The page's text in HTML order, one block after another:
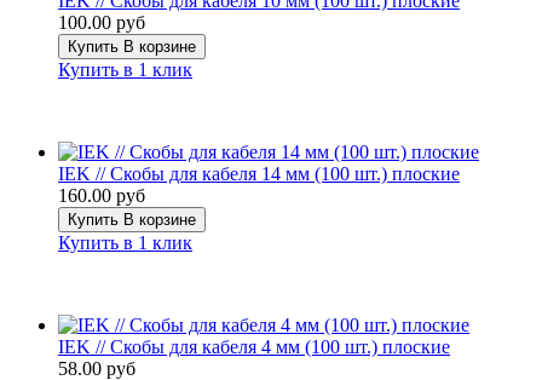
100.00 руб
Купить В корзине
Купить в 1 клик
IEK // Скобы для кабеля 14 мм (100 шт.) плоские
160.00 руб
Купить В корзине
Купить в 1 клик
IEK // Скобы для кабеля 4 мм (100 шт.) плоские
58.00 руб